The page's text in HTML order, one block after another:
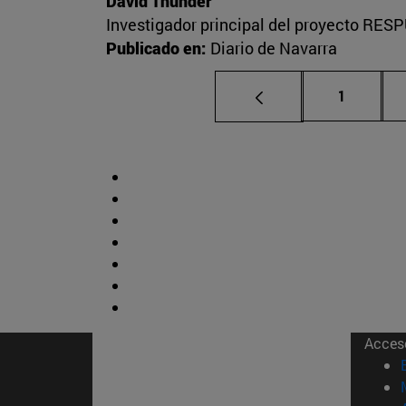
Investigador principal del proyecto
Publicado en: Diario de Navarra
Página
1